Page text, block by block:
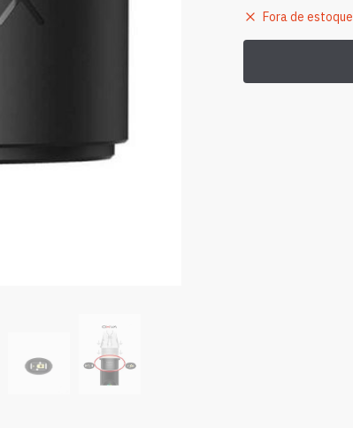
Fora de estoque